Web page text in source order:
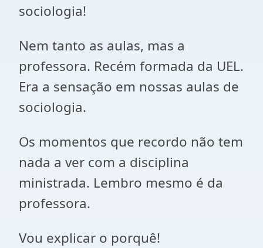
sociologia!
Nem tanto as aulas, mas a
professora. Recém formada da UEL.
Era a sensação em nossas aulas de
sociologia.
Os momentos que recordo não tem
nada a ver com a disciplina
ministrada. Lembro mesmo é da
professora.
Vou explicar o porquê!